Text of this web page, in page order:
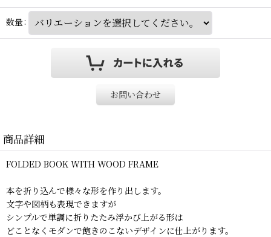
数量:
お問い合わせ
商品詳細
FOLDED BOOK WITH WOOD FRAME
本を折り込んで様々な形を作り出します。
文字や図柄も表現できますが
シンプルで単調に折りたたみ浮かび上がる形は
どことなくモダンで飽きのこないデザインに仕上がります。